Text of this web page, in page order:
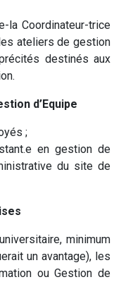
la Coordinateur-trice
ateliers de gestion
destinés aux
d’Equipe
;
en gestion de
du site de
minimum
un avantage), les
ou Gestion de